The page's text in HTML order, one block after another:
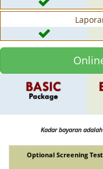
Kadar bayaran
Optional Screening